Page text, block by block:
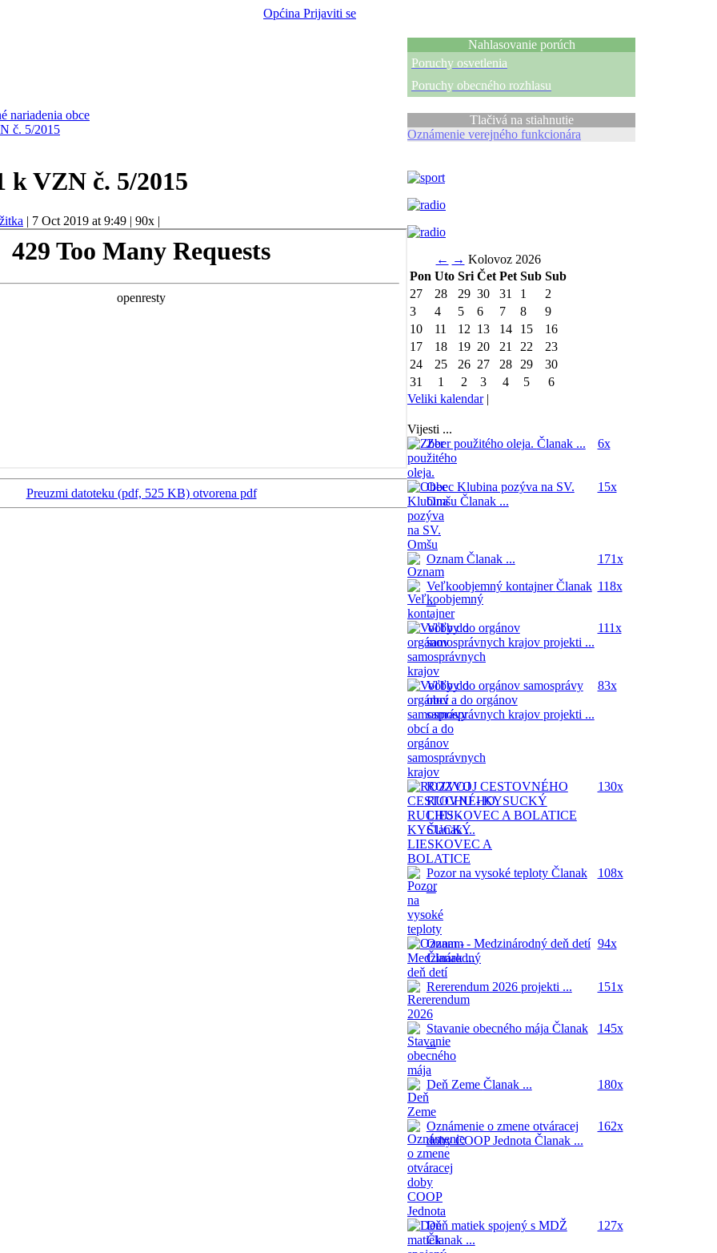
Općina Prijaviti se
nariadenia obce
č. 5/2015
k VZN č. 5/2015
| 7 Oct 2019 at 9:49 | 90x |
Preuzmi datoteku (pdf, 525 KB) otvorena pdf
Nahlasovanie porúch
Poruchy osvetlenia
Poruchy obecného rozhlasu
Tlačivá na stiahnutie
Oznámenie verejného funkcionára
← → Kolovoz 2026
Pon Uto Sri Čet Pet Sub Sub
27
28 29 30 31 1
2
3
4 5 6 7 8
9
10
11 12 13 14 15
16
17
18 19 20 21 22
23
24
25 26 27 28 29
30
31
1 2 3 4 5
6
Veliki kalendar|
Vijesti ...
Zber použitého oleja. Članak ... 6x
Obec Klubina pozýva na SV.
Omšu Članak ...
15x
Oznam Članak ...
171x
Veľkoobjemný kontajnerČlanak
...
118x
Voľby do orgánov
samosprávnych krajov projekti ...
111x
Voľby do orgánov samosprávy
obcí a do orgánov
samosprávnych krajov projekti ...
83x
ROZVOJ CESTOVNÉHO
RUCHU - KYSUCKÝ
LIESKOVEC A BOLATICE
Članak ...
130x
Pozor na vysoké teploty Članak
...
108x
Oznam - Medzinárodný deň detí
Članak ...
94x
Rererendum 2026 projekti ... 151x
Stavanie obecného mája Članak
...
145x
Deň Zeme Članak ... 180x
Oznámenie o zmene otváracej
doby COOP Jednota Članak ...
162x
Deň matiek spojený s MDŽ
Članak ...
127x